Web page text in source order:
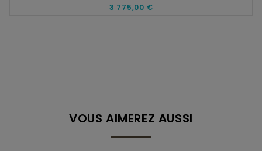
3 775,00 €
VOUS AIMEREZ AUSSI